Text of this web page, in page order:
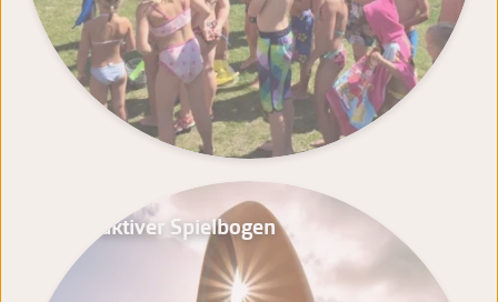
Interaktiver Spielbogen